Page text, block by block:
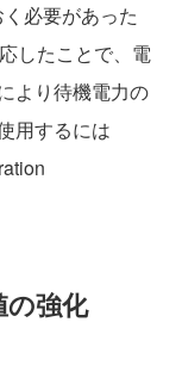
必要があった
したことで、電
より待機電力の
用するには
強化